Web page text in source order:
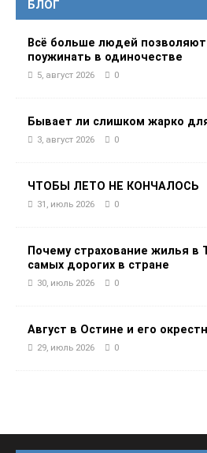
БЛОГ
Всё больше людей
поужинать в одиночестве
5, август 2026 0
Бывает ли слишком жарко
3, август 2026 0
ЧТОБЫ ЛЕТО НЕ КОНЧАЛОСЬ
31, июль 2026 0
Почему страхование жилья в
самых дорогих в стране
30, июль 2026 0
Август в Остине и его
29, июль 2026 0